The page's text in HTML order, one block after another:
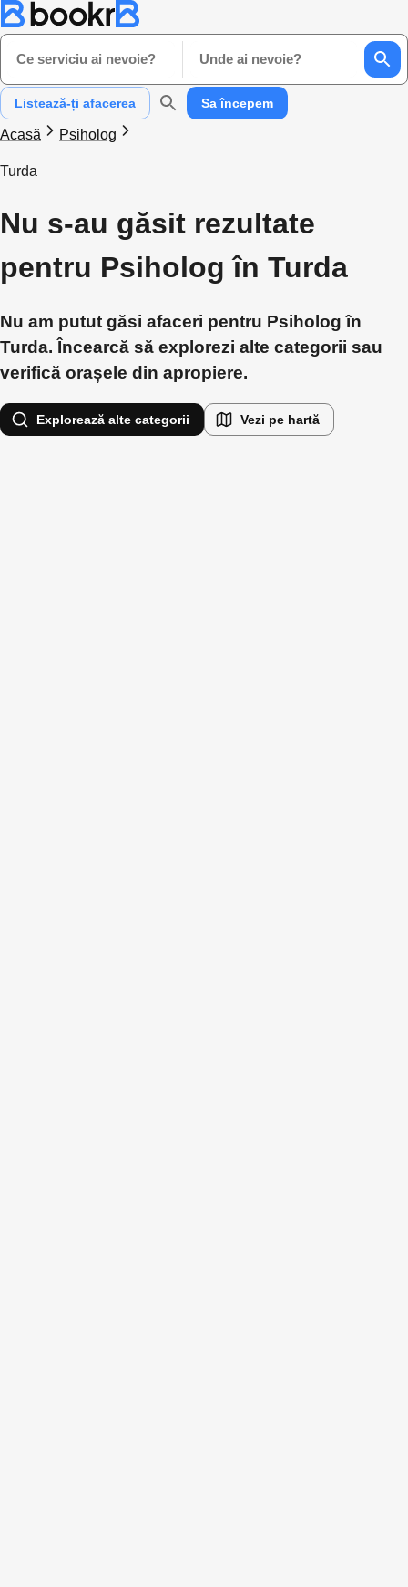
Ce serviciu ai nevoie? Unde ai nevoie?
Listează-ți afacerea Sa începem
Acasă Psiholog
Turda
Nu s-au găsit rezultate
pentru Psiholog în Turda
Nu am putut găsi afaceri pentru Psiholog în
Turda. Încearcă să explorezi alte categorii sau
verifică orașele din apropiere.
Explorează alte categorii Vezi pe hartă